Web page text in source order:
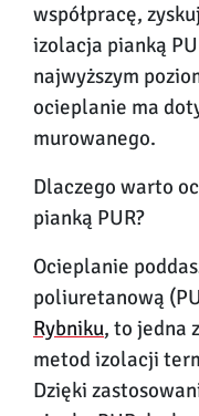
współpracę,
izolacja pianką
najwyższym
ocieplanie ma
murowanego.
Dlaczego warto
pianką PUR?
Ocieplanie
poliuretanową
Rybniku, to jedna
metod izolacji
Dzięki